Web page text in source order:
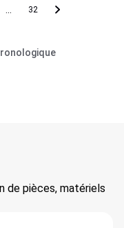
32
de pièces, matériels